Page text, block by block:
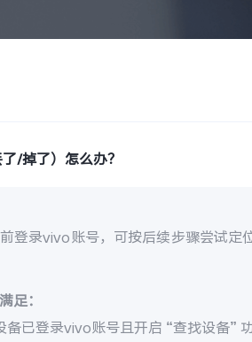
/掉了）怎么办？
登录vivo账号，可按后续步骤尝试定
足：
备已登录vivo账号且开启 “查找设备”